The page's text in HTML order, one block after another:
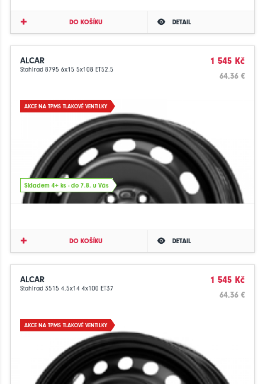
DO KOŠÍKU DETAIL
ALCAR
Stahlrad 8795 6x15 5x108 ET52.5
1 545 Kč
64.36 €
AKCE NA TPMS TLAKOVÉ VENTILKY
Skladem 4+ ks - do 7.8. u Vás
DO KOŠÍKU DETAIL
ALCAR
Stahlrad 3515 4.5x14 4x100 ET37
1 545 Kč
64.36 €
AKCE NA TPMS TLAKOVÉ VENTILKY